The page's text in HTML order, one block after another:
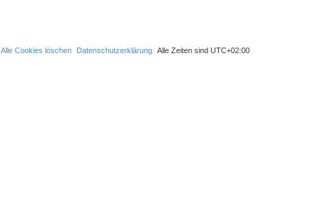
Alle Zeiten sind UTC+02:00
Datenschutzerklärung
Alle Cookies löschen